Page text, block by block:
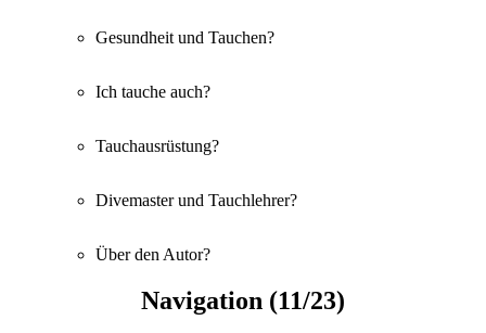
Gesundheit und Tauchen?
Ich tauche auch?
Tauchausrüstung?
Divemaster und Tauchlehrer?
Über den Autor?
Navigation (11/23)